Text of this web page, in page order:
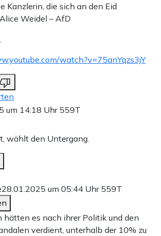
Kanzlerin, die sich an den Eid
Weidel – AfD
watch?v=75anYqzs3jY
um 14:18 Uhr 559T
wählt den Untergang.
28.01.2025 um 05:44 Uhr 559T
hätten es nach ihrer Politik und den
verdient, unterhalb der 10% zu